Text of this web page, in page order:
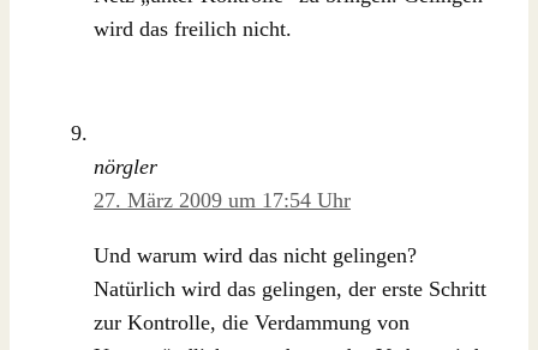
wird das freilich nicht.
nörgler
27. März 2009 um 17:54 Uhr
Und warum wird das nicht gelingen?
Natürlich wird das gelingen, der erste Schritt
zur Kontrolle, die Verdammung von